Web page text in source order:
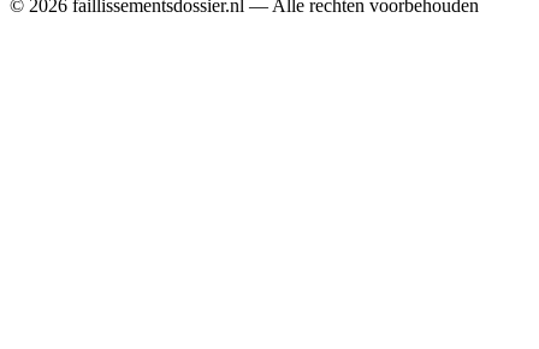
© 2026 faillissementsdossier.nl — Alle rechten voorbehouden